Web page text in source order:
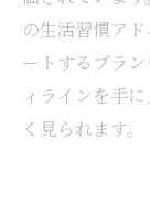
の生活習慣ア
ートするプラ
ィラインを手
く見られます。